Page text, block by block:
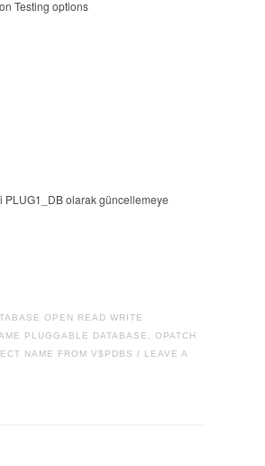
Testing options
PLUG1_DB olarak güncellemeye
OPEN READ WRITE
PLUGGABLE DATABASE
OPATCH
NAME FROM V$PDBS / LEAVE A